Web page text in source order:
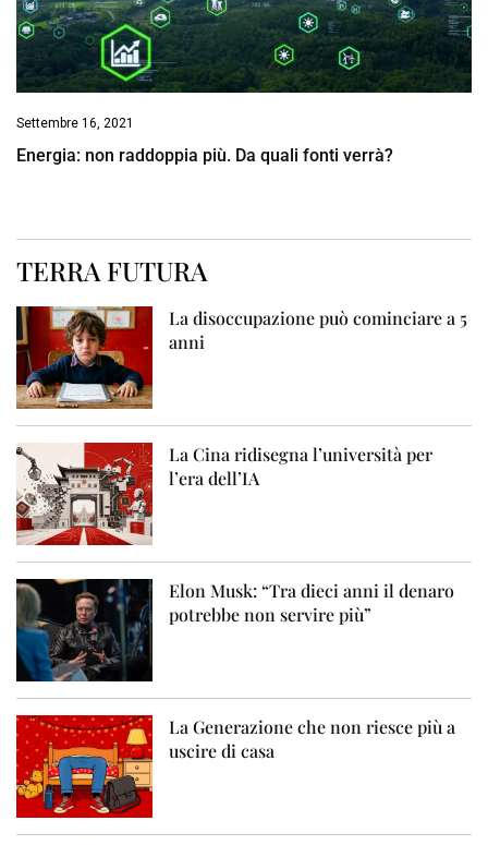
Settembre 16, 2021
Energia: non raddoppia più. Da quali fonti verrà?
TERRA FUTURA
La disoccupazione può cominciare a 5
anni
La Cina ridisegna l’università per
l’era dell’IA
Elon Musk: “Tra dieci anni il denaro
potrebbe non servire più”
La Generazione che non riesce più a
uscire di casa